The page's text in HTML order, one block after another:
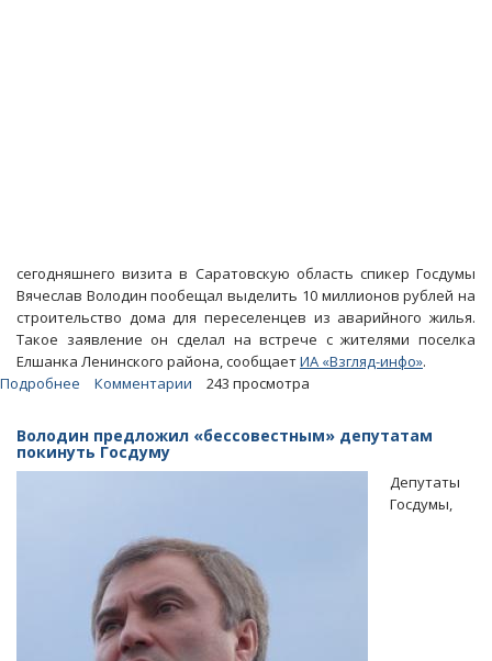
сегодняшнего визита в Саратовскую область спикер Госдумы
Вячеслав Володин пообещал выделить 10 миллионов рублей на
строительство дома для переселенцев из аварийного жилья.
Такое заявление он сделал на встрече с жителями поселка
Елшанка Ленинского района, сообщаетИА «Взгляд-инфо».
Подробнее
10
миллионов
расселение
бараков
Елшанке
Комментарии 243 просмотра
Володин предложил «бессовестным» депутатам
покинуть Госдуму
Депутаты
Госдумы,